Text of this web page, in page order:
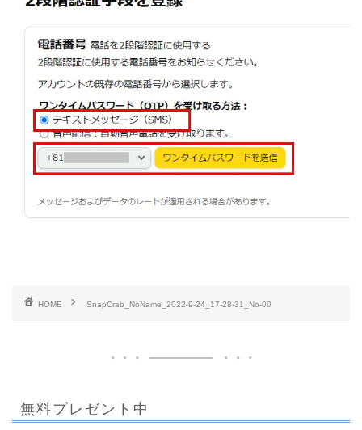
HOME SnapCrab_NoName_2022-9-24_17-28-31_No-00
無料プレゼント中